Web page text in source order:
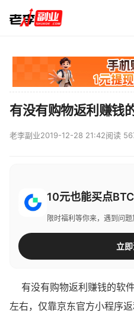
有没有购物返利赚钱
老李副业2019-12-28 21:42阅读
10元也能买点BTC
限时福利等你来，遇到问
立
有没有购物返利赚钱的软
左右，仅靠京东官方小程序返